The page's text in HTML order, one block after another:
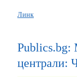
Линк
Publics.bg:
централи: